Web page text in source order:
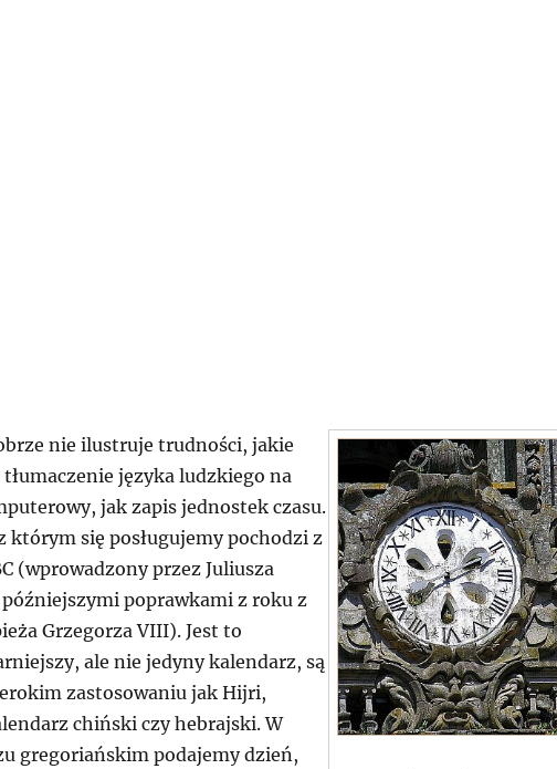
nie ilustruje trudności, jakie
języka ludzkiego na
jak zapis jednostek czasu.
którym się posługujemy pochodzi z
(wprowadzony przez Juliusza
późniejszymi poprawkami z roku z
Grzegorza VIII). Jest to
ale nie jedyny kalendarz, są
zastosowaniu jak Hijri,
chiński czy hebrajski. W
gregoriańskim podajemy dzień,